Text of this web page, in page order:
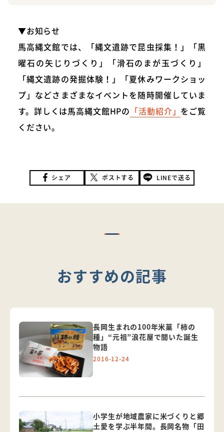
▼お知らせ
馬高縄文館では、「縄文遺跡で昆虫採集！」「黒
曜石の矢じりづくり」「滑石のまが玉づくり」
「縄文遺跡の発掘体験！」「夏休みワークショッ
プ」などさまざまなイベントを随時開催していま
す。詳しくは馬高縄文館HPの 「活動紹介」 をご覧
ください。
シェア ポストする LINEで送る
おすすめの記事
長岡生まれの100年米菓「柿の
種」“元祖”浪花屋で聞いた誕生
物語
2016-12-24
小学生が地域農家に米づくりと郷
土愛を学ぶ半年間。長岡名物「田